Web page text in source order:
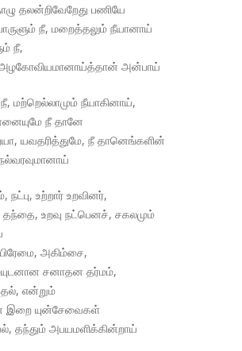
தலன்றிவேறேது பணியே
நீ, மறைத்தலும் நீயானாய்
நீ,
அழகோவியமானாய்த்தான் அன்பாய்
நீ, மற்றெல்லாமும் நீயாகினாய்,
நீ தானே
யவதரித்துமே, நீ தானெங்களின்
உற்றார் உறவினர்,
உறவு நட்பெனச், சகலமும்
அகிம்சை,
சனாதன தர்மம்,
என்றும்
யுன்சேவைகள்
தந்தும் அபயமளிக்கின்றாய்